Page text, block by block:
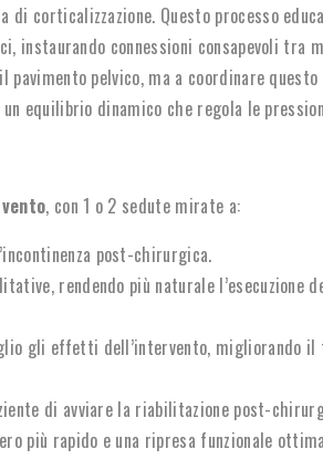
di corticalizzazione. Questo processo
instaurando connessioni consapevoli tra
pelvico, ma a coordinare
equilibrio dinamico che regola le
, con 1 o 2 sedute mirate a:
post-chirurgica.
rendendo più naturale l’esecuzione
gli effetti dell’intervento, migliorando il
di avviare la riabilitazione post-
più rapido e una ripresa funzionale